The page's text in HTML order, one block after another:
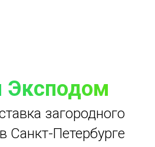
Эксподом
загородного
Санкт-Петербурге